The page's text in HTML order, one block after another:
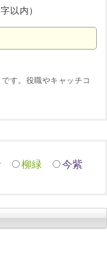
以内）
す。役職やキャッチコ
柳緑 今紫